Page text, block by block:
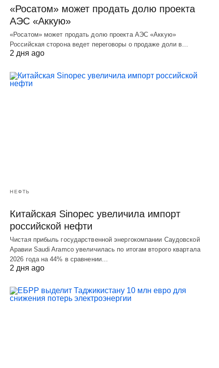
«Росатом» может продать долю проекта
АЭС «Аккую»
«Росатом» может продать долю проекта АЭС «Аккую»
Российская сторона ведет переговоры о продаже доли в…
2 дня ago
НЕФТЬ
Китайская Sinopec увеличила импорт
российской нефти
Чистая прибыль государственной энергокомпании Саудовской
Аравии Saudi Aramco увеличилась по итогам второго квартала
2026 года на 44% в сравнении…
2 дня ago